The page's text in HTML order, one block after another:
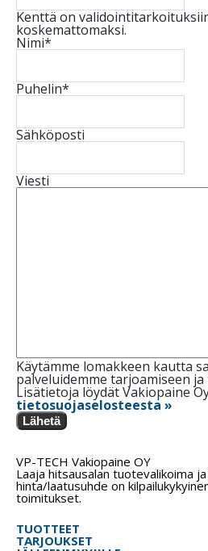
Kenttä on
koskemattomaksi.
Nimi*
Puhelin*
Sähköposti
Viesti
Käytämme lomakkeen kautta
palveluidemme tarjoamiseen
Lisätietoja löydät Vakiopaine
tietosuojaselosteesta »
Lähetä
VP-TECH Vakiopaine OY
Laaja hitsausalan tuotevalikoima
hinta/laatusuhde on
toimitukset.
TUOTTEET
TARJOUKSET